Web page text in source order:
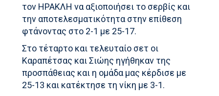
τον ΗΡΑΚΛΗ να αξιοποιήσει το σερβίς και
την αποτελεσματικότητα στην επίθεση
φτάνοντας στο 2-1 με 25-17.
Στο τέταρτο και τελευταίο σετ οι
Καραπέτσας και Σιώης ηγήθηκαν της
προσπάθειας και η ομάδα μας κέρδισε με
25-13 και κατέκτησε τη νίκη με 3-1.